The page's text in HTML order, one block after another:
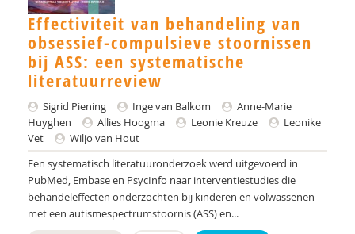
Sakinah Binti Idris
Roos Birnie
Peter Blanken
Paul Blankert
E.M.A. Blijd-Hoogewys
Els Blijd-Hoogewys
Tony Bloemendaal
Nanda Boekhoudt
Effectiviteit van behandeling van
obsessief-compulsieve stoornissen
bij ASS: een systematische
literatuurreview
Sigrid Piening Inge van Balkom
Anne-Marie
Huyghen
Allies Hoogma Leonie Kreuze
Leonike
Vet
Wiljo van Hout
Een systematisch literatuuronderzoek werd uitgevoerd in
PubMed, Embase en PsycInfo naar interventiestudies die
behandeleffecten onderzochten bij kinderen en volwassenen
met een autismespectrumstoornis (ASS) en...